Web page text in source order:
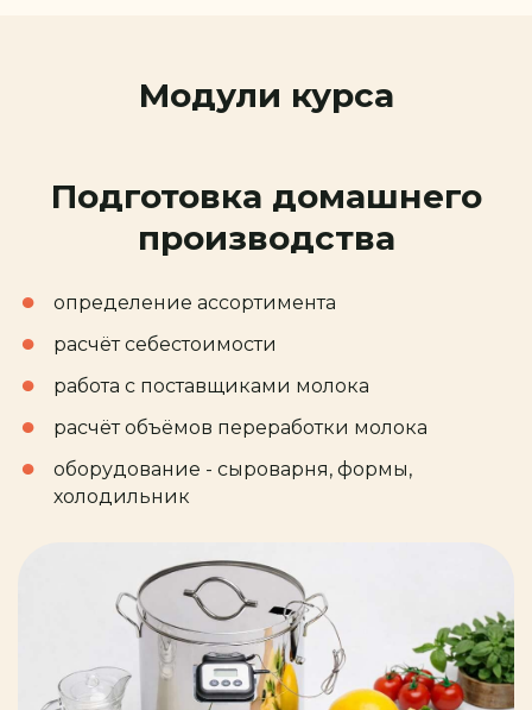
Модули курса
Подготовка домашнего
производства
определение ассортимента
расчёт себестоимости
работа с поставщиками молока
расчёт объёмов переработки молока
оборудование - сыроварня, формы,
холодильник